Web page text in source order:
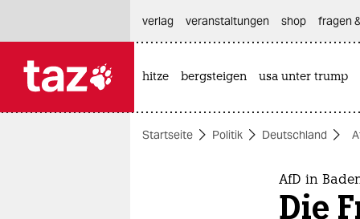
themen
verlag
veranstaltungen shop fragen
hitze bergsteigen usa unter trump
Startseite Politik Deutschland
AfD in
Die